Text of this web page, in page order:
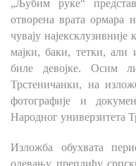
„Љубим руке“
отворена врата ормара
чувају најексклузивније
мајки, баки, тетки, али
биле девојке. Осим
Трстеничанки, на
фотографије и
Народног универзитета
Изложба обухвата
одевању преплићу